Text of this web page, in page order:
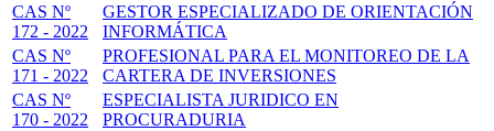
CAS Nº
172 - 2022
GESTOR ESPECIALIZADO DE ORIENTACIÓN
INFORMÁTICA
CAS Nº
171 - 2022
PROFESIONAL PARA EL MONITOREO DE LA
CARTERA DE INVERSIONES
CAS Nº
170 - 2022
ESPECIALISTA JURIDICO EN
PROCURADURIA